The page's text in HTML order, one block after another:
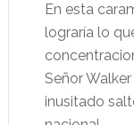
En esta
lograría lo
Señor
inusitado